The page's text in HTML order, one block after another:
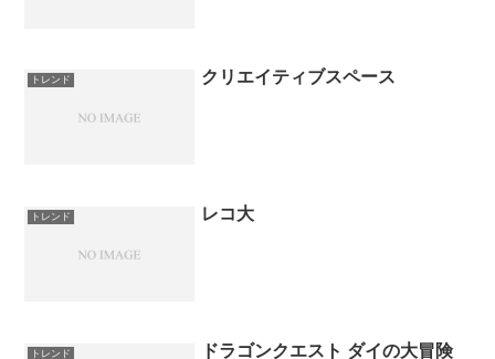
トレンド クリエイティブスペース
トレンド レコ大
トレンド ドラゴンクエスト ダイの大冒険